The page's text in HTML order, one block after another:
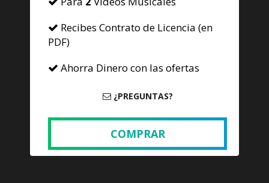
Recibes Contrato de Licencia (en
PDF)
Ahorra Dinero con las ofertas
¿PREGUNTAS?
COMPRAR